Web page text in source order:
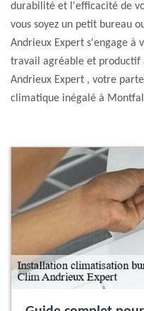
durabilité et l'efficacité de
vous soyez un petit bureau
Andrieux Expert s'engage à
travail agréable et productif
Andrieux Expert , votre
climatique inégalé à